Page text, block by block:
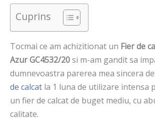
Cuprins
Tocmai ce am achizitionat un Fier de
Azur GC4532/20si m-am gandit sa
dumnevoastra parerea mea sincera
de calcat la 1 luna de utilizare intensa
un fier de calcat de buget mediu, cu
calitate.